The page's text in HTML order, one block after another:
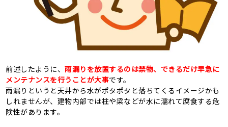
前述したように、雨漏りを放置するのは禁物、できるだけ早急に
メンテナンスを行うことが大事です。
雨漏りというと天井から水がポタポタと落ちてくるイメージかも
しれませんが、建物内部では柱や梁などが水に濡れて腐食する危
険性があります。